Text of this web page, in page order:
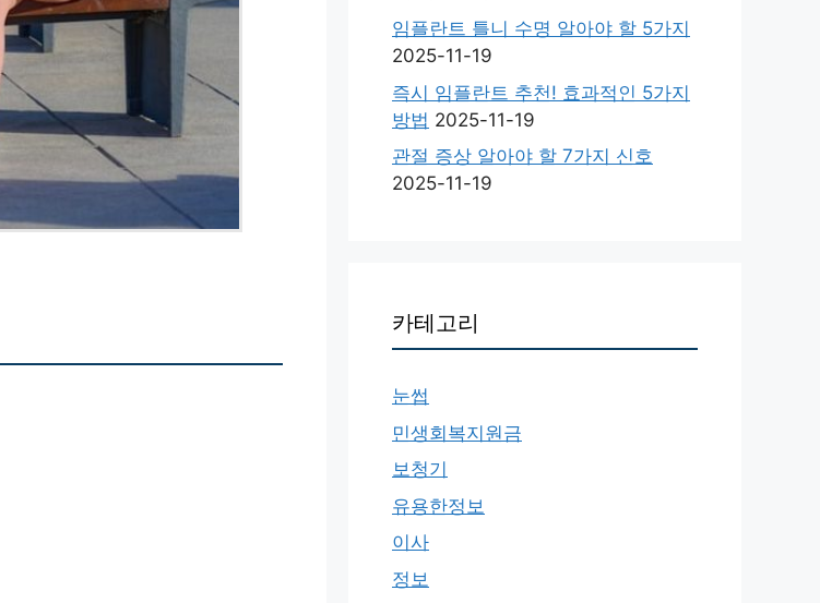
임플란트 틀니 수명 알아야 할 5가지
2025-11-19
즉시 임플란트 추천! 효과적인 5가지
방법 2025-11-19
관절 증상 알아야 할 7가지 신호
2025-11-19
카테고리
눈썹
민생회복지원금
보청기
유용한정보
이사
정보